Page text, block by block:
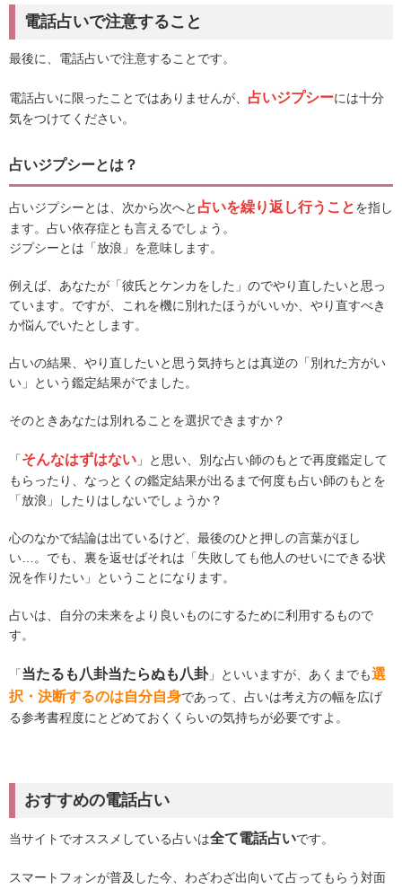
電話占いで注意すること
最後に、電話占いで注意することです。
電話占いに限ったことではありませんが、 占いジプシーには十分
気をつけてください。
占いジプシーとは？
占いジプシーとは、次から次へと 占いを繰り返し行うことを指し
ます。占い依存症とも言えるでしょう。
ジプシーとは「放浪」を意味します。
例えば、あなたが「彼氏とケンカをした」のでやり直したいと思っ
ています。ですが、これを機に別れたほうがいいか、やり直すべき
か悩んでいたとします。
占いの結果、やり直したいと思う気持ちとは真逆の「別れた方がい
い」という鑑定結果がでました。
そのときあなたは別れることを選択できますか？
「そんなはずはない 」と思い、別な占い師のもとで再度鑑定して
もらったり、なっとくの鑑定結果が出るまで何度も占い師のもとを
「放浪」したりはしないでしょうか？
心のなかで結論は出ているけど、最後のひと押しの言葉がほし
い…。でも、裏を返せばそれは「失敗しても他人のせいにできる状
況を作りたい」ということになります。
占いは、自分の未来をより良いものにするために利用するもので
す。
「当たるも八卦当たらぬも八卦」といいますが、あくまでも選
択・決断するのは自分自身であって、占いは考え方の幅を広げ
る参考書程度にとどめておくくらいの気持ちが必要ですよ。
おすすめの電話占い
当サイトでオススメしている占いは全て電話占いです。
スマートフォンが普及した今、わざわざ出向いて占ってもらう対面